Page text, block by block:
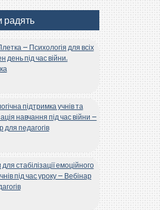
радять
– Психологія для всіх
день під час війни.
підтримка учнів та
навчання під час війни –
для педагогів
стабілізації емоційного
під час уроку – Вебінар